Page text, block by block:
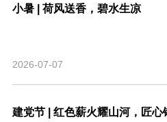
小暑 | 荷风送香，碧水生凉
2026-07-07
建党节 | 红色薪火耀山河，匠心